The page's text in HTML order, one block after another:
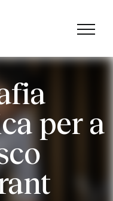
per a